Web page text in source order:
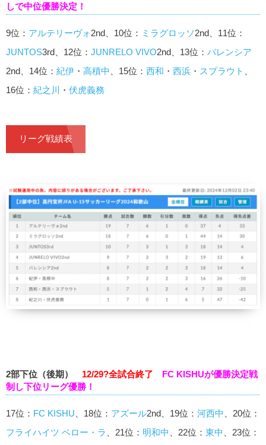
しで中位優勝決定！
9位： アルテリーヴォ2nd、10位： ミラグロッソ2nd、11位：
JUNTOS3rd、12位： JUNRELO VIVO2nd、13位： バレンシア
2nd、14位： 紀伊 ・ 高積中 、15位： 西和 ・ 西浜 ・ スプラウト 、
16位： 紀之川 ・ 伏虎義務
リーグ戦績表
2部下位（後期） 12/29?全試合終了
FC KISHUが優勝決定戦
制し下位リーグ優勝！
17位： FC KISHU 、18位： アズール2nd、19位： 河西中
、20位：
フライハイツ ベロー・ラ
、21位： 明和中 、22位： 東中
、23位：